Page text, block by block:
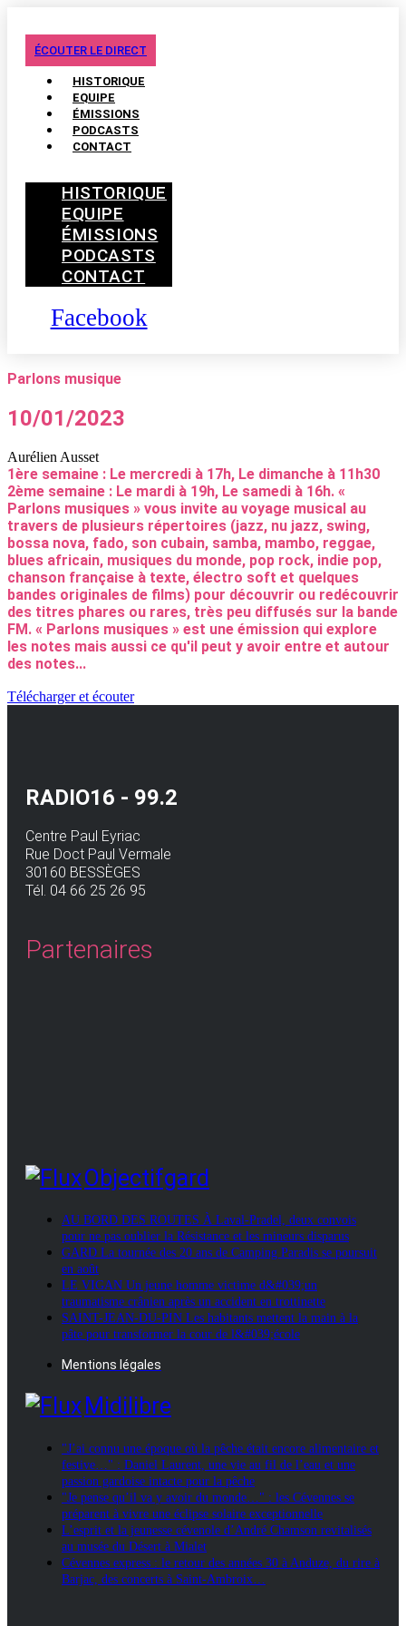
ÉCOUTER LE DIRECT
HISTORIQUE
EQUIPE
ÉMISSIONS
PODCASTS
CONTACT
HISTORIQUE
EQUIPE
ÉMISSIONS
PODCASTS
CONTACT
Facebook
Parlons musique
10/01/2023
Aurélien Ausset
1ère semaine : Le mercredi à 17h, Le dimanche à 11h30
2ème semaine : Le mardi à 19h, Le samedi à 16h. «
Parlons musiques » vous invite au voyage musical au
travers de plusieurs répertoires (jazz, nu jazz, swing,
bossa nova, fado, son cubain, samba, mambo, reggae,
blues africain, musiques du monde, pop rock, indie pop,
chanson française à texte, électro soft et quelques
bandes originales de films) pour découvrir ou redécouvrir
des titres phares ou rares, très peu diffusés sur la bande
FM. « Parlons musiques » est une émission qui explore
les notes mais aussi ce qu'il peut y avoir entre et autour
des notes...
Télécharger et écouter
RADIO16 - 99.2
Centre Paul Eyriac
Rue Doct Paul Vermale
30160 BESSÈGES
Tél. 04 66 25 26 95
Partenaires
Objectifgard
AU BORD DES ROUTES À Laval-Pradel, deux convois
pour ne pas oublier la Résistance et les mineurs disparus
GARD La tournée des 20 ans de Camping Paradis se poursuit
en août
LE VIGAN Un jeune homme victime d&#039;un
traumatisme crânien après un accident en trottinette
SAINT-JEAN-DU-PIN Les habitants mettent la main à la
pâte pour transformer la cour de l&#039;école
Mentions légales
Midilibre
"J’ai connu une époque où la pêche était encore alimentaire et
festive…" : Daniel Laurent, une vie au fil de l’eau et une
passion gardoise intacte pour la pêche
"Je pense qu’il va y avoir du monde…" : les Cévennes se
préparent à vivre une éclipse solaire exceptionnelle
L’esprit et la jeunesse cévenole d’André Chamson revitalisés
au musée du Désert à Mialet
Cévennes express : le retour des années 30 à Anduze, du rire à
Barjac, des concerts à Saint-Ambroix…